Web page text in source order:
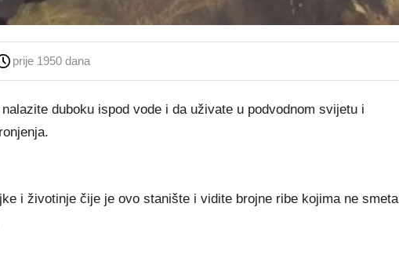
prije 1950 dana
duboku ispod vode i da uživate u podvodnom svijetu i
i životinje čije je ovo stanište i vidite brojne ribe kojima ne smeta